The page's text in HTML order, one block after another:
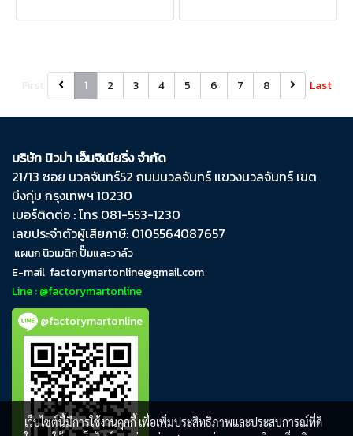
1 2 3 4 5 6 7 8 Last
บริษัท นิวม่า เอ็นจิเนียริ่ง จำกัด
21/13 ซอย นวลจันทร์​52 ถนน​นวลจันทร์​ แขวง​นวลจันทร์​ เขต​
บึงกุ่ม​ กรุงเทพฯ​ 10230
เบอร์ติดต่อ : โทร 081-553-1230
เลขประจำตัวผู้เสียภาษี: 0105564087657
แผนก นิวเมติก ปั๊มและวาล์ว
E-mail factorymartonline@gmail.com
Line : @factorymartonline
@factorymartonline
เว็บไซต์นี้มีการใช้งานคุกกี้ เพื่อเพิ่มประสิทธิภาพและประสบการณ์ที่ดี